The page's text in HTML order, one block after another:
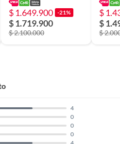
AMN - COMPUTADOR
$ 1.649.900 -21%
$ 1.719.900
$ 2.100.000
$
$
$
0
0
0
4